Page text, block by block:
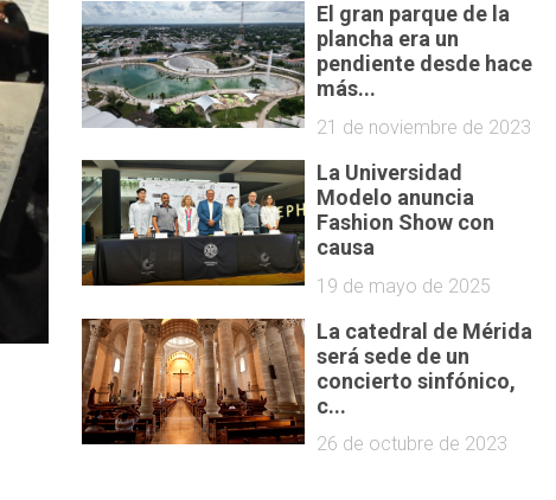
El gran parque de la
plancha era un
pendiente desde hace
más...
21 de noviembre de 2023
La Universidad
Modelo anuncia
Fashion Show con
causa
19 de mayo de 2025
La catedral de Mérida
será sede de un
concierto sinfónico,
c...
26 de octubre de 2023